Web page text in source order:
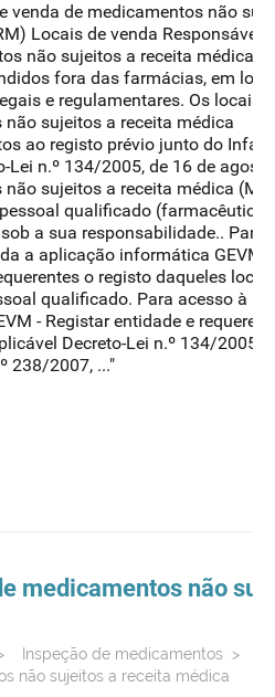
venda de medicamentos não
Locais de venda Responsáveis
não sujeitos a receita médica
fora das farmácias, em
e regulamentares. Os locais
sujeitos a receita médica
ao registo prévio junto do
Lei n.º 134/2005, de 16 de
sujeitos a receita médica
qualificado (farmacêutico
a sua responsabilidade.. Para
a aplicação informática GEVM,
o registo daqueles
qualificado. Para acesso à
- Registar entidade e requerer
Decreto-Lei n.º 134/2005,
238/2007, ..."
medicamentos não
Inspeção de medicamentos >
não sujeitos a receita médica